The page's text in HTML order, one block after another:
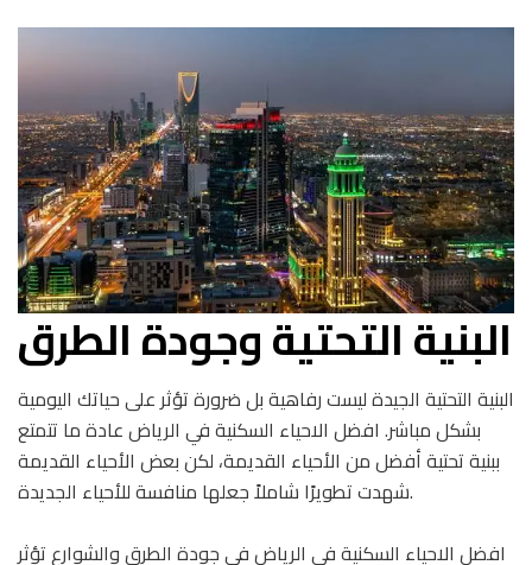
البنية التحتية وجودة الطرق
البنية التحتية الجيدة ليست رفاهية بل ضرورة تؤثر على حياتك اليومية
بشكل مباشر. افضل الاحياء السكنية في الرياض عادة ما تتمتع
ببنية تحتية أفضل من الأحياء القديمة، لكن بعض الأحياء القديمة
شهدت تطويرًا شاملاً جعلها منافسة للأحياء الجديدة.
افضل الاحياء السكنية في الرياض في جودة الطرق والشوارع تؤثر